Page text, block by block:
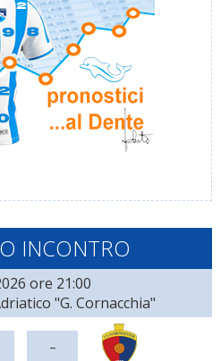
INCONTRO
ore 21:00
"G. Cornacchia"
-